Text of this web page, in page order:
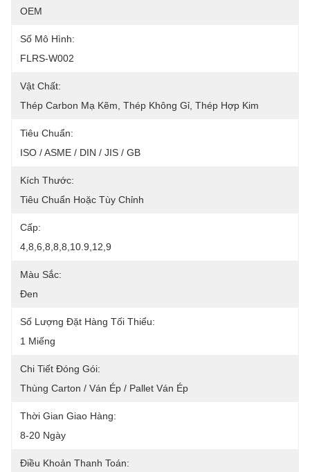
OEM
Số Mô Hình:
FLRS-W002
Vật Chất:
Thép Carbon Mạ Kẽm, Thép Không Gỉ, Thép Hợp Kim
Tiêu Chuẩn:
ISO / ASME / DIN / JIS / GB
Kích Thước:
Tiêu Chuẩn Hoặc Tùy Chỉnh
Cấp:
4,8,6,8,8,8,10.9,12,9
Màu Sắc:
Đen
Số Lượng Đặt Hàng Tối Thiểu:
1 Miếng
Chi Tiết Đóng Gói:
Thùng Carton / Ván Ép / Pallet Ván Ép
Thời Gian Giao Hàng:
8-20 Ngày
Điều Khoản Thanh Toán: